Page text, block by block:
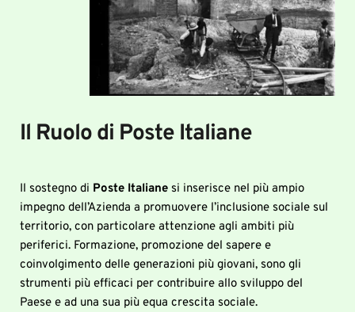
Il Ruolo di Poste Italiane
Il sostegno di Poste Italiane si inserisce nel più ampio
impegno dell’Azienda a promuovere l’inclusione sociale sul
territorio, con particolare attenzione agli ambiti più
periferici. Formazione, promozione del sapere e
coinvolgimento delle generazioni più giovani, sono gli
strumenti più efficaci per contribuire allo sviluppo del
Paese e ad una sua più equa crescita sociale.